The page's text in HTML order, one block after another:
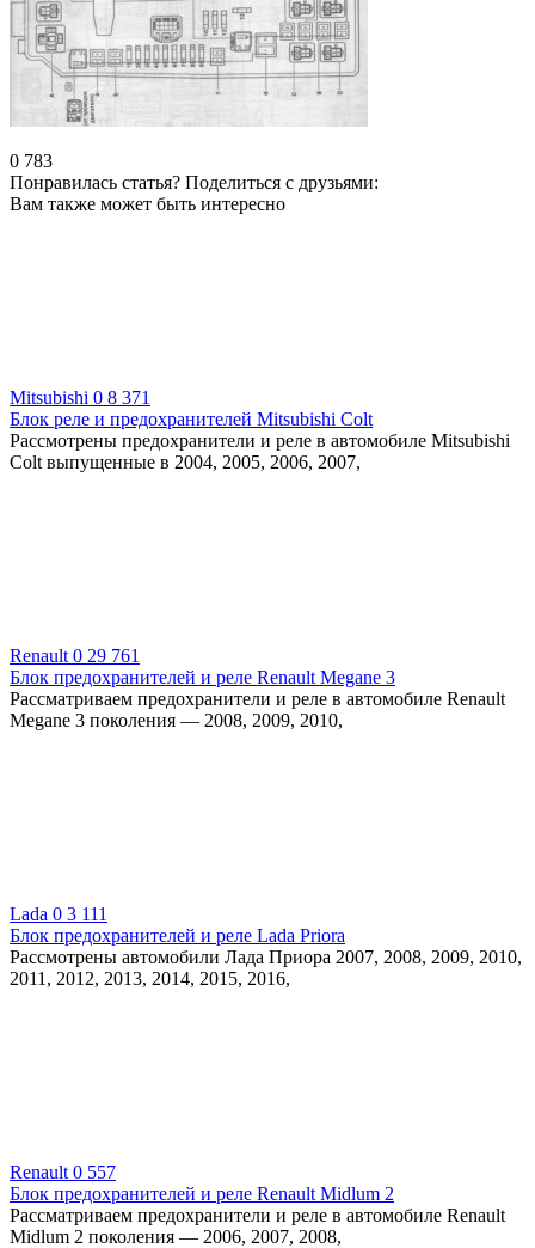
0 783
Понравилась статья? Поделиться с друзьями:
Вам также может быть интересно
Mitsubishi 0 8 371
Блок реле и предохранителей Mitsubishi Colt
Рассмотрены предохранители и реле в автомобиле Mitsubishi
Colt выпущенные в 2004, 2005, 2006, 2007,
Renault 0 29 761
Блок предохранителей и реле Renault Megane 3
Рассматриваем предохранители и реле в автомобиле Renault
Megane 3 поколения — 2008, 2009, 2010,
Lada 0 3 111
Блок предохранителей и реле Lada Priora
Рассмотрены автомобили Лада Приора 2007, 2008, 2009, 2010,
2011, 2012, 2013, 2014, 2015, 2016,
Renault 0 557
Блок предохранителей и реле Renault Midlum 2
Рассматриваем предохранители и реле в автомобиле Renault
Midlum 2 поколения — 2006, 2007, 2008,